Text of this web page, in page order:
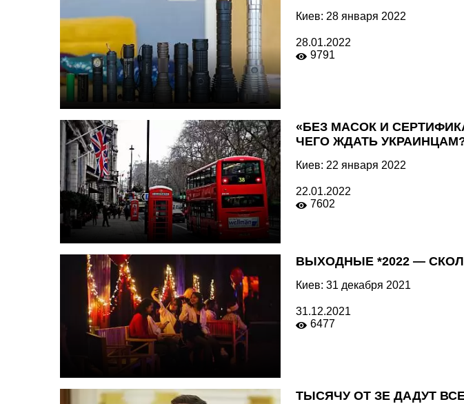
Киев: 28 января 2022
28.01.2022
9791
«БЕЗ МАСОК И
ЧЕГО ЖДАТЬ
Киев: 22 января 2022
22.01.2022
7602
ВЫХОДНЫЕ *2022 —
Киев: 31 декабря 2021
31.12.2021
6477
ТЫСЯЧУ ОТ ЗЕ ДАДУТ